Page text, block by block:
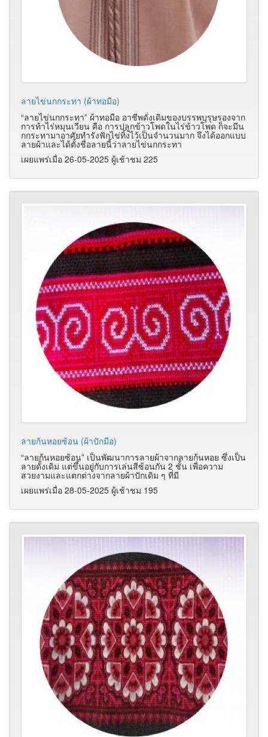
ลายไข่นกกระทา (ผ้าทอมือ)
“ลายไข่นกกระทา” ผ้าทอมือ อาชีพดั่งเดิมของบรรพบุรุษรองจาก
การท้าไร่หมุนเวียน คือ การปลูกข้าวโพดในไร่ข้าวโพด ก็จะมีน
กกระทามาอาศัยทำรังฟักไข่ทิ้งไว้เป็นจำนวนมาก จึงได้ออกแบบ
ลายผ้าและได้ตั้งชื่อลายนี้ว่าลายไข่นกกระทา
เผยแพร่เมื่อ 26-05-2025 ผู้เช้าชม 225
ลายก้นหอยซ้อน (ผ้าปักมือ)
“ลายก้นหอยซ้อน” เป็นพัฒนาการลายผ้าจากลายก้นหอย ซึ่งเป็น
ลายดั้งเดิม แต่ขึ้นอยู่กับการเล่นสีซ้อนกัน 2 ชั้น เพื่อความ
สวยงามและแตกต่างจากลายผ้าปักเดิม ๆ ที่มี
เผยแพร่เมื่อ 28-05-2025 ผู้เช้าชม 195